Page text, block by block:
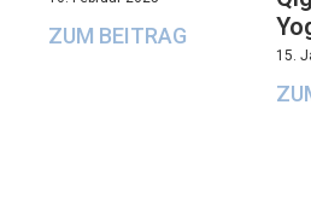
ZUM BEITRAG
15.